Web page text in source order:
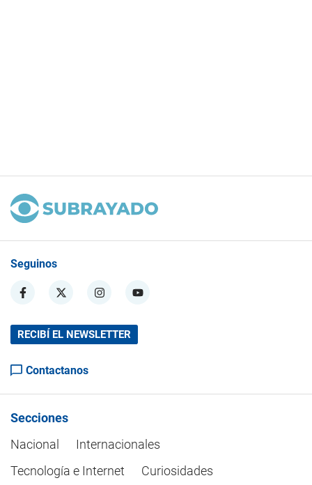
Seguinos
RECIBÍ EL NEWSLETTER
Contactanos
Secciones
Nacional
Internacionales
Tecnología e Internet
Curiosidades